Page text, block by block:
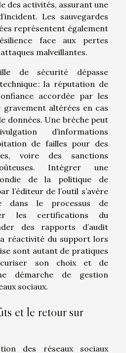
des activités, assurant une
Les sauvegardes
représentent également
face aux pertes
malveillantes.
de sécurité dépasse
: la réputation de
accordée par les
altérées en cas
données. Une brèche peut
d’informations
de failles pour des
voire des sanctions
Intégrer une
de la politique de
l’éditeur de l’outil s’avère
dans le processus de
les certifications du
des rapports d’audit
réactivité du support lors
sont autant de pratiques
son choix et de
démarche de gestion
sociaux.
et le retour sur
des réseaux sociaux